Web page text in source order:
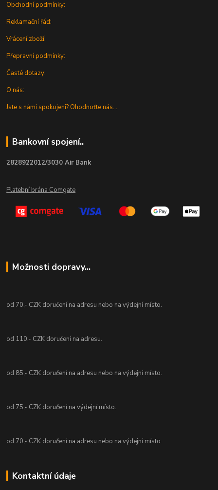
Obchodní podmínky:
Reklamační řád:
Vrácení zboží:
Přepravní podmínky:
Časté dotazy:
O nás:
Jste s námi spokojeni? Ohodnoťte nás...
Bankovní spojení..
2828922012/3030 Air Bank
Platební brána Comgate
Možnosti dopravy...
od 70,- CZK doručení na adresu nebo na výdejní místo.
od 110,- CZK doručení na adresu.
od 85,- CZK doručení na adresu nebo na výdejní místo.
od 75,- CZK doručení na výdejní místo.
od 70,- CZK doručení na adresu nebo na výdejní místo.
Kontaktní údaje